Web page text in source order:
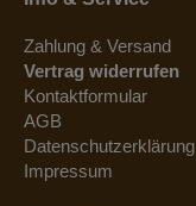
Zahlung & Versand
Vertrag widerrufen
Kontaktformular
AGB
Datenschutzerklärung
Impressum